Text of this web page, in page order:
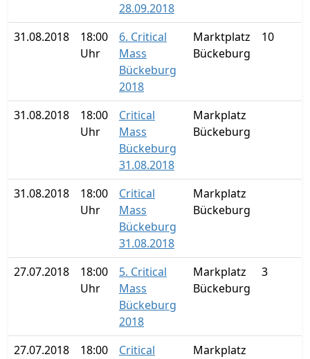
28.09.2018
31.08.2018
18:00
Uhr
6. Critical
Mass
Bückeburg
2018
Marktplatz
Bückeburg
10
31.08.2018
18:00
Uhr
Critical
Mass
Bückeburg
31.08.2018
Markplatz
Bückeburg
31.08.2018
18:00
Uhr
Critical
Mass
Bückeburg
31.08.2018
Markplatz
Bückeburg
27.07.2018
18:00
Uhr
5. Critical
Mass
Bückeburg
2018
Markplatz
Bückeburg
3
27.07.2018
18:00
Critical
Markplatz